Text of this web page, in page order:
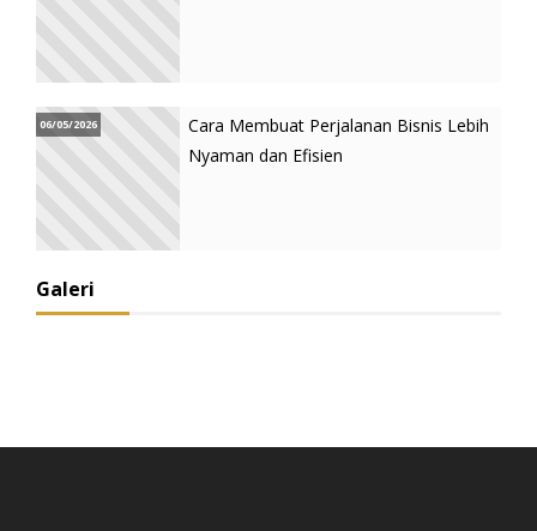
06/05/2026
Cara Membuat Perjalanan Bisnis Lebih
Nyaman dan Efisien
Galeri